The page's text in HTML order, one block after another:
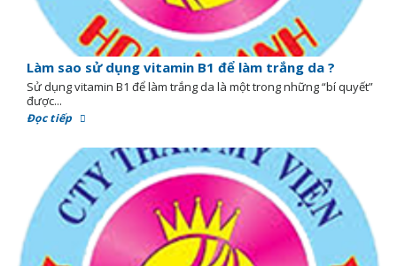
Làm sao sử dụng vitamin B1 để làm trắng da ?
Sử dụng vitamin B1 để làm trắng da là một trong những “bí quyết”
được...
Đọc tiếp